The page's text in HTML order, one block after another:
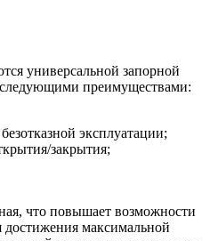
универсальной запорной
преимуществами:
эксплуатации;
закрытия;
что повышает возможности
максимальной